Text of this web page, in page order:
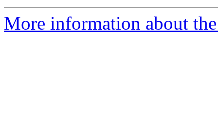
More information about